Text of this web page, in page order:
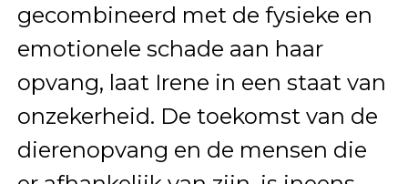
gecombineerd met de fysieke en
emotionele schade aan haar
opvang, laat Irene in een staat van
onzekerheid. De toekomst van de
dierenopvang en de mensen die